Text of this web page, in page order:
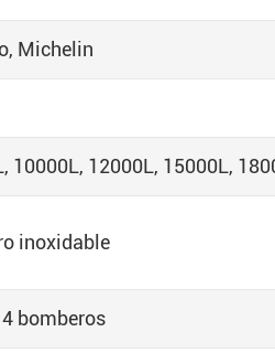
Michelin
10000L, 12000L, 15000L,
inoxidable
bomberos